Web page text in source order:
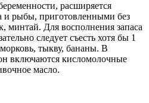
расширяется
и рыбы, приготовленными без
минтай. Для восполнения запаса
следует съесть хотя бы 1
тыкву, бананы. В
включаются кисломолочные
масло.